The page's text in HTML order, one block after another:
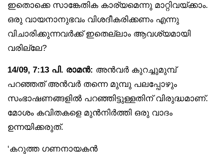
ഇതൊക്കെ സാങ്കേതിക കാര്യമെന്നു മാറ്റിവയ്ക്കാം.
ഒരു വായനാനുഭവം വിശദീകരിക്കണം എന്നു
വിചാരിക്കുന്നവർക്ക് ഇതെല്ലാം ആവശ്യമായി
വരില്ലേ?
14/09, 7:13 പി. രാമൻ: അൻവർ കുറച്ചുമുമ്പ്
പറഞ്ഞത് അൻവർ തന്നെ മുമ്പു പലപ്പോഴും
സംഭാഷണങ്ങളിൽ പറഞ്ഞിട്ടുള്ളതിന് വിരുദ്ധമാണ്.
മോശം കവിതകളെ മുൻനിർത്തി ഒരു വാദം
ഉന്നയിക്കരുത്.
‘കറുത്ത ഗണനായകൻ